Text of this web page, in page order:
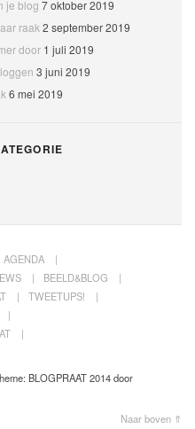
je blog 7 oktober 2019
raak 2 september 2019
door 1 juli 2019
3 juni 2019
6 mei 2019
AGENDA
BEELD&BLOG
TWEETUPS!
BLOGPRAAT 2014 door
Naar boven ⇑